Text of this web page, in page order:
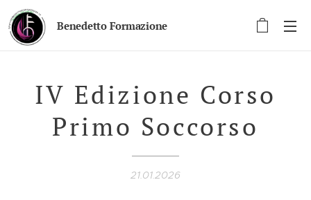
Benedetto Formazione
IV Edizione Corso
Primo Soccorso
21.01.2026